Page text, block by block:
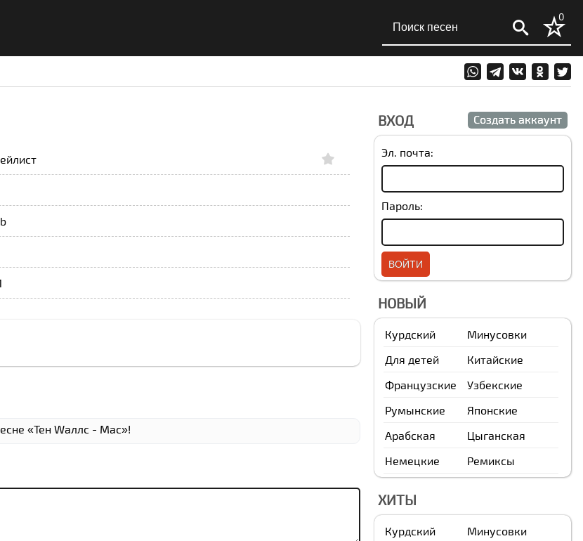
0
«Тен Wаллс - Мас»!
ВХОД Создать аккаунт
Эл. почта:
Пароль:
НОВЫЙ
Курдский
Минусовки
Для детей
Китайские
Французские
Узбекские
Румынские
Японские
Арабская
Цыганская
Немецкие
Ремиксы
ХИТЫ
Курдский
Минусовки